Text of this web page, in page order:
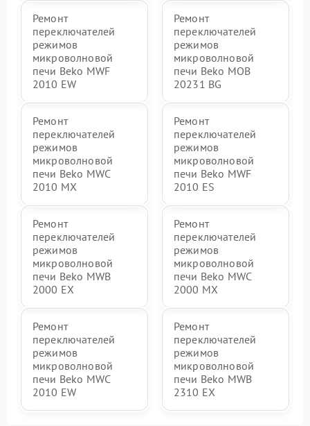
Ремонт
переключателей
режимов
микроволновой
печи Beko MWF
2010 EW
Ремонт
переключателей
режимов
микроволновой
печи Beko MOB
20231 BG
Ремонт
переключателей
режимов
микроволновой
печи Beko MWC
2010 MX
Ремонт
переключателей
режимов
микроволновой
печи Beko MWF
2010 ES
Ремонт
переключателей
режимов
микроволновой
печи Beko MWB
2000 EX
Ремонт
переключателей
режимов
микроволновой
печи Beko MWC
2000 MX
Ремонт
переключателей
режимов
микроволновой
печи Beko MWC
2010 EW
Ремонт
переключателей
режимов
микроволновой
печи Beko MWB
2310 EX